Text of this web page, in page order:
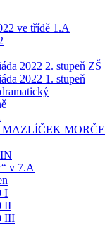
ve třídě 1.A
2022 2. stupeň ZŠ
2022 1. stupeň
MAZLÍČEK MORČE
v 7.A
I
II
III